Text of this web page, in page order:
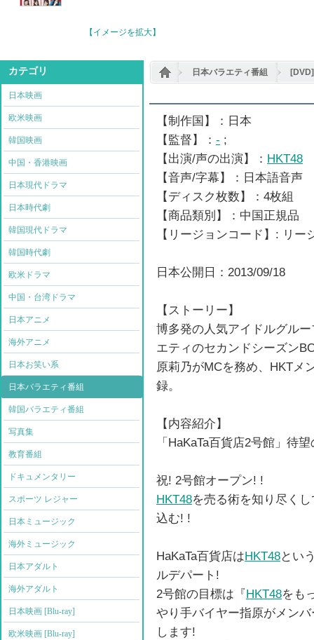
【イメージを拡大】
カテゴリ
日本映画
欧米映画
韓国映画
中国・香港映画
日本現代ドラマ
日本時代劇
韓国現代ドラマ
韓国時代劇
欧米ドラマ
中国・台湾ドラマ
日本アニメ
海外アニメ
日本お笑い系
日本バラエティ番組
韓国バラエティ番組
写真集
教育番組
ドキュメンタリー
スポーツ レジャー
日本ミュージック
海外ミュージック
日本アダルト
海外アダルト
日本映画 [Blu-ray]
欧米映画 [Blu-ray]
日本バラエティ番組
【制作国】：日本
【監督】： - ;
【出演/声の出演】： HKT48
【音声/字幕】：日本語音声
【ディスク枚数】：4枚組
【商品類別】：中国正規品
【リージョンコード】: リ
日本公開日：2013/09/18
【ストーリー】
博多発の人気アイドルグルー
エティのセカンドシーズン
原莉乃がMCを務め、HKTメ
録。
【内容紹介】
「HaKaTa百貨店2号館」待
祝! 2号館オープン! !
HKT48を売る術を知り尽く
込む! !
HaKaTa百貨店はHKT48とい
ルデパート!
2号館の目標は『HKT48をも
やり手バイヤー指原がメン
します!